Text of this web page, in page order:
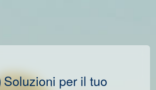
Soluzioni per il tuo